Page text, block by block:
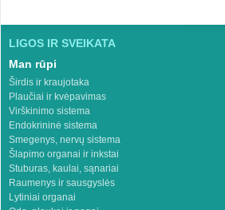
LIGOS IR SVEIKATA
Man rūpi
Širdis ir kraujotaka
Plaučiai ir kvėpavimas
Virškinimo sistema
Endokrininė sistema
Smegenys, nervų sistema
Šlapimo organai ir inkstai
Stuburas, kaulai, sąnariai
Raumenys ir sausgyslės
Lytiniai organai